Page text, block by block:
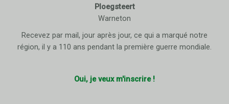
Ploegsteert
Warneton
Recevez par mail, jour après jour, ce qui a marqué notre
région, il y a 110 ans pendant la première guerre mondiale.
Oui, je veux m'inscrire !